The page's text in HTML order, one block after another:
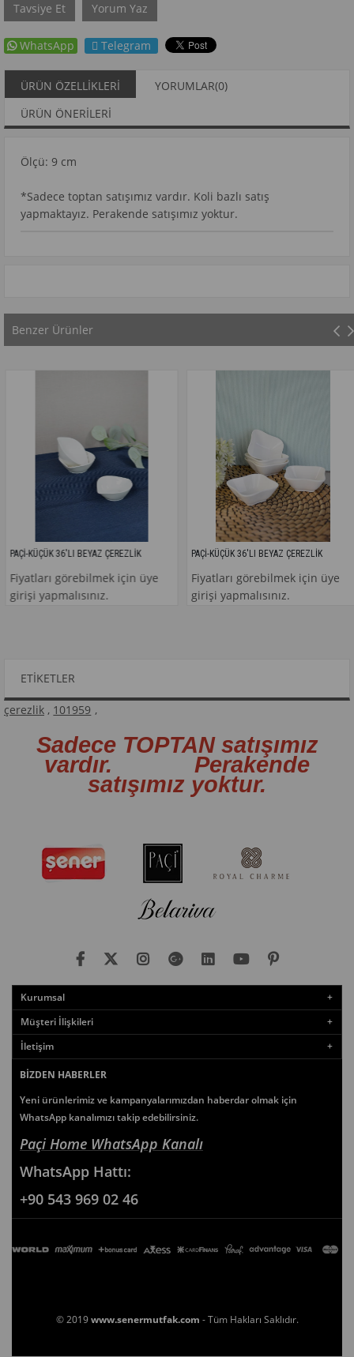
Tavsiye Et Yorum Yaz
WhatsApp Telegram
ÜRÜN ÖZELLIKLERI YORUMLAR(0)
ÜRÜN ÖNERILERI
Ölçü: 9 cm
*Sadece toptan satışımız vardır. Koli bazlı satış
yapmaktayız. Perakende satışımız yoktur.
Benzer Ürünler
KÜÇÜK 36'LI BEYAZ ÇEREZLİK
görebilmek için üye
yapmalısınız.
PAÇİ-KÜÇÜK 36'LI BEYAZ ÇEREZLİK
Fiyatları görebilmek için üye
girişi yapmalısınız.
ETIKETLER
çerezlik , 101959 ,
Sadece TOPTAN satışımız
vardır. Perakende
satışımız yoktur.
Kurumsal
Müşteri İlişkileri
İletişim
BIZDEN HABERLER
Yeni ürünlerimiz ve kampanyalarımızdan haberdar olmak için
WhatsApp kanalımızı takip edebilirsiniz.
Paçi Home WhatsApp Kanalı
WhatsApp Hattı:
+90 543 969 02 46
© 2019www.senermutfak.com - Tüm Hakları Saklıdır.